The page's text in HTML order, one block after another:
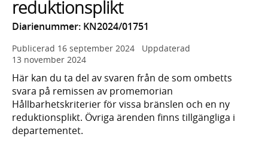
reduktionsplikt
Diarienummer: KN2024/01751
Publicerad 16 september 2024
Uppdaterad
13 november 2024
Här kan du ta del av svaren från de som ombetts
svara på remissen av promemorian
Hållbarhetskriterier för vissa bränslen och en ny
reduktionsplikt. Övriga ärenden finns tillgängliga i
departementet.